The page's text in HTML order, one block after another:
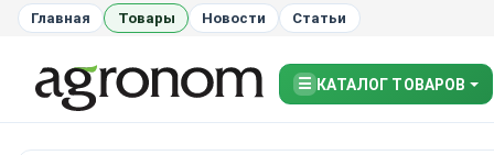
Главная Товары Новости Статьи
☰ КАТАЛОГ ТОВАРОВ